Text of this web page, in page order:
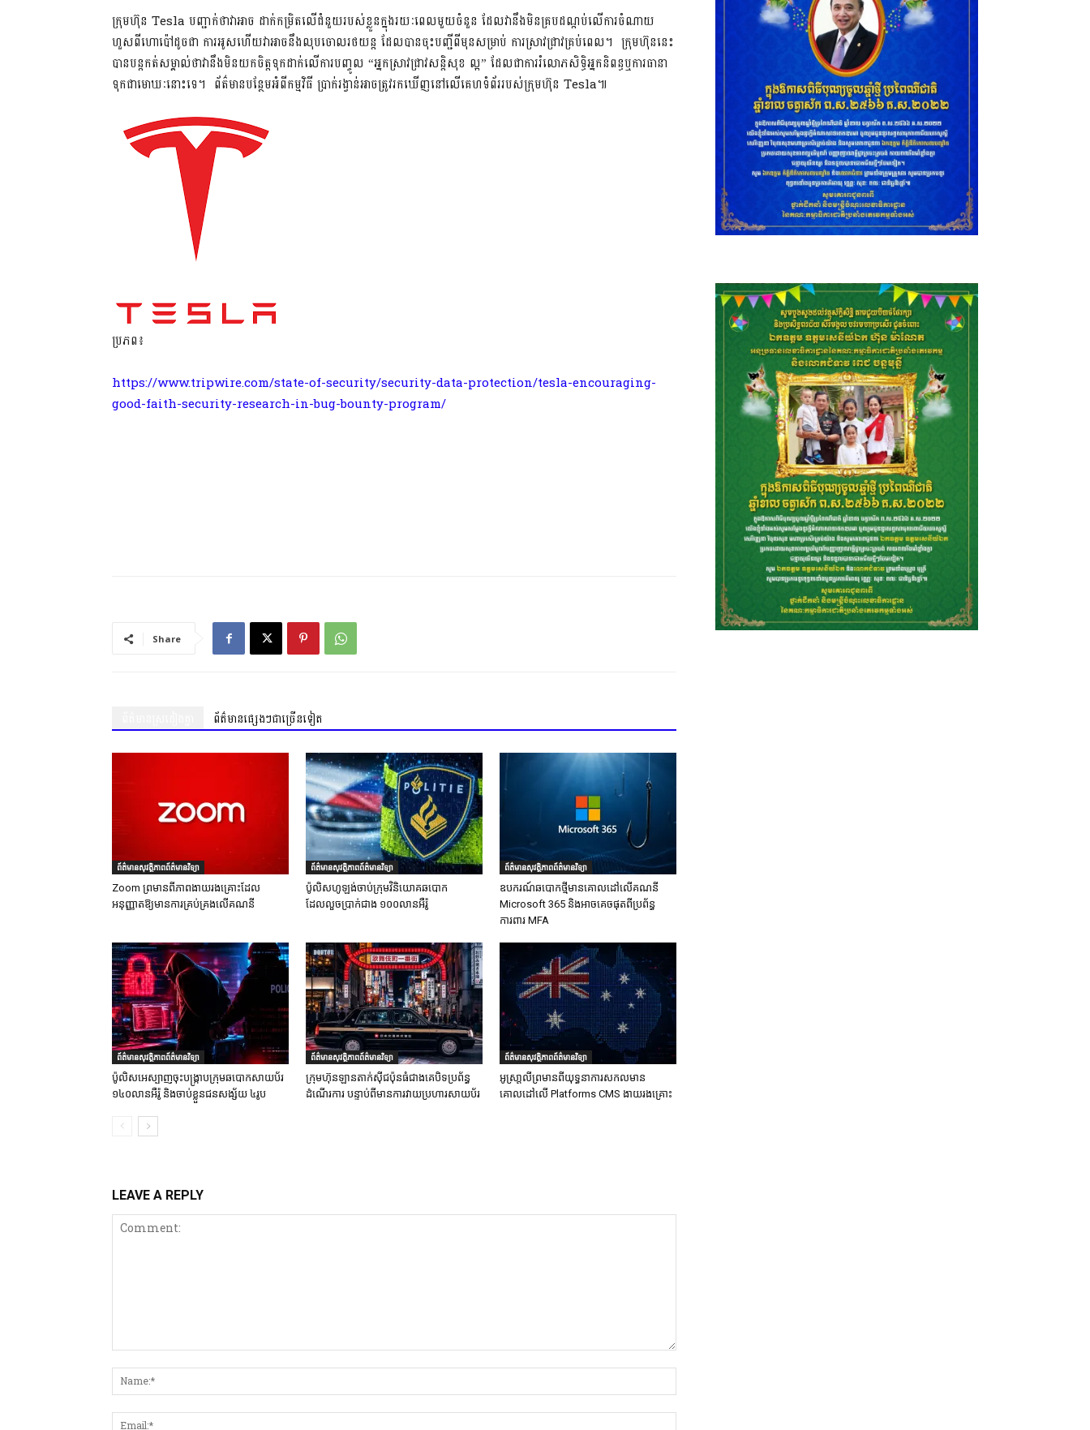
ក្រុមហ៊ុន Tesla បញ្ជាក់ថាវាអាច ដាក់កម្រិតលើជំនួយរបស់ខ្លួនក្នុងរយៈពេលមួយចំនួន ដែលវានឹងមិនគ្របដណ្តប់លើការចំណាយ
ហួសពីហោប៉ៅដូចជា ការអូសហើយវាអាចនឹងលុបចោលរថយន្ត ដែលបានចុះបញ្ជីពីមុនសម្រាប់ ការស្រាវជ្រាវគ្រប់ពេល។ ក្រុមហ៊ុននេះ
បានបន្តកត់សម្គាល់ថាវានឹងមិនយកចិត្តទុកដាក់លើការបញ្ចូល “អ្នកស្រាវជ្រាវសន្តិសុខ ល្អ” ដែលជាការរំលោភសិទ្ធិអ្នកនិពន្ធឬការធានា
ទុកជាមោឃៈនោះទេ។ ព័ត៌មានបន្ថែមអំពីកម្មវិធី ប្រាក់រង្វាន់អាចត្រូវរកឃើញនៅលើគេហទំព័ររបស់ក្រុមហ៊ុន Tesla៕
ប្រភព៖
https://www.tripwire.com/state-of-security/security-data-protection/tesla-encouraging-
good-faith-security-research-in-bug-bounty-program/
Share
ព័ត៌មានផ្សេងៗជាច្រើនទៀត
ព័ត៌មានសុវត្ថិភាពព័ត៌មានវិទ្យា
Zoom ព្រមានពីភាពងាយរងគ្រោះដែល
អនុញ្ញាតឱ្យមានការគ្រប់គ្រងលើគណនី
ព័ត៌មានសុវត្ថិភាពព័ត៌មានវិទ្យា
ប៉ូលិសហូឡង់ចាប់ក្រុមវិនិយោគឆបោក
ដែលលួចប្រាក់ជាង ១០០លានអឺរ៉ូ
ព័ត៌មានសុវត្ថិភាពព័ត៌មានវិទ្យា
ឧបករណ៍ឆបោកថ្មីមានគោលដៅលើគណនី
Microsoft 365 និងអាចគេចផុតពីប្រព័ន្ធ
ការពារ MFA
ព័ត៌មានសុវត្ថិភាពព័ត៌មានវិទ្យា
ប៉ូលិសអេស្បាញចុះបង្រ្កាបក្រុមឆបោកសាយប័រ
១៤០លានអឺរ៉ូ និងចាប់ខ្លួនជនសង្ស័យ ៤រូប
ព័ត៌មានសុវត្ថិភាពព័ត៌មានវិទ្យា
ក្រុមហ៊ុនឡានតាក់ស៊ីជប៉ុនធំជាងគេបិទប្រព័ន្ធ
ដំណើរការ បន្ទាប់ពីមានការវាយប្រហារសាយប័រ
ព័ត៌មានសុវត្ថិភាពព័ត៌មានវិទ្យា
អូស្រា្តលីព្រមានពីយុទ្ធនាការសកលមាន
គោលដៅលើ Platforms CMS ងាយរងគ្រោះ
LEAVE A REPLY